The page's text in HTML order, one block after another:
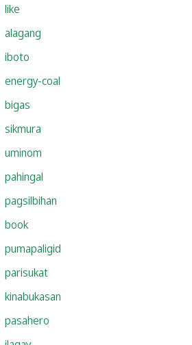
like
alagang
iboto
energy-coal
bigas
sikmura
uminom
pahingal
pagsilbihan
book
pumapaligid
parisukat
kinabukasan
pasahero